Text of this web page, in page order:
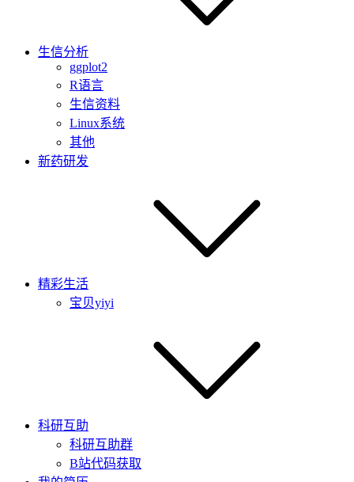
生信分析
ggplot2
R语言
生信资料
Linux系统
其他
新药研发
精彩生活
宝贝yiyi
科研互助
科研互助群
B站代码获取